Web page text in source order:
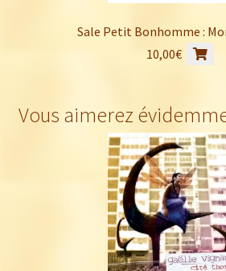
Sale Petit Bonhomme :
10,00€
Vous aimerez